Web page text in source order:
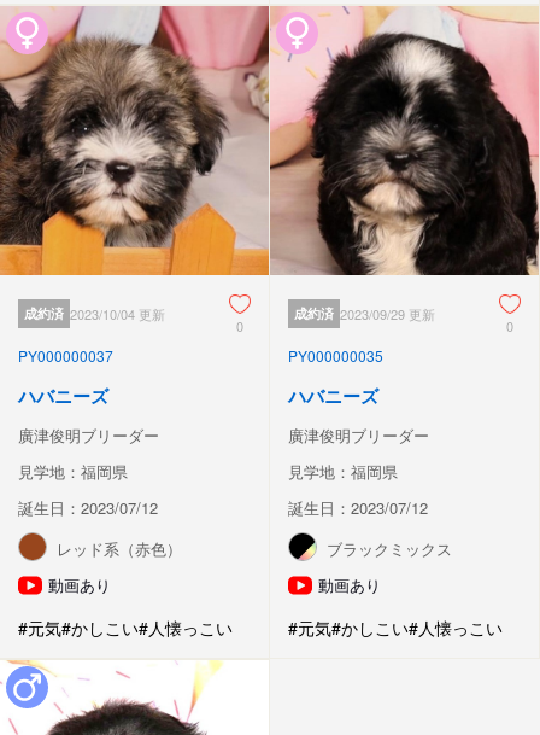
成約済 2023/10/04 更新
0
PY000000037
ハバニーズ
廣津俊明ブリーダー
見学地：福岡県
誕生日：2023/07/12
レッド系（赤色）
動画あり
#元気#かしこい#人懐っこい
成約済 2023/09/29 更新
0
PY000000035
ハバニーズ
廣津俊明ブリーダー
見学地：福岡県
誕生日：2023/07/12
ブラックミックス
動画あり
#元気#かしこい#人懐っこい